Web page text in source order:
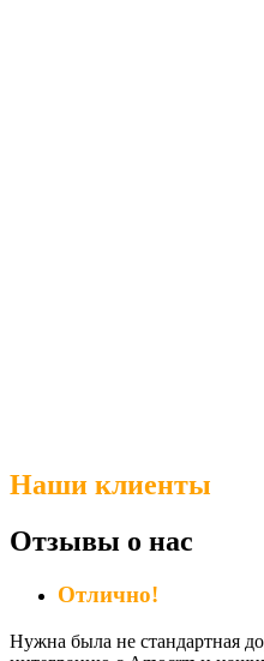
Наши клиенты
Отзывы о нас
Отлично!
Нужна была не стандартная